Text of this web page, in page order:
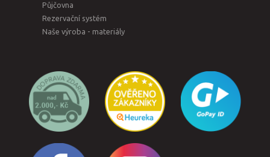
Půjčovna
Rezervační systém
Naše výroba - materiály